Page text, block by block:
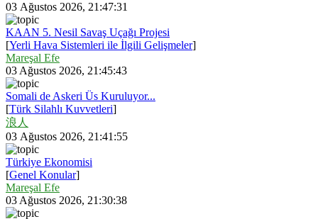
03 Ağustos 2026, 21:47:31
KAAN 5. Nesil Savaş Uçağı Projesi
[Yerli Hava Sistemleri ile İlgili Gelişmeler]
Mareşal Efe
03 Ağustos 2026, 21:45:43
Somali de Askeri Üs Kuruluyor...
[Türk Silahlı Kuvvetleri]
浪人
03 Ağustos 2026, 21:41:55
Türkiye Ekonomisi
[Genel Konular]
Mareşal Efe
03 Ağustos 2026, 21:30:38